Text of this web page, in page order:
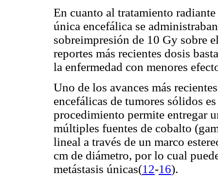
En cuanto al tratamiento
única encefálica se
sobreimpresión de 10 Gy sobre
reportes más recientes dosis
la enfermedad con menores
Uno de los avances más
encefálicas de tumores sólidos
procedimiento permite entregar
múltiples fuentes de cobalto
lineal a través de un marco
cm de diámetro, por lo cual
metástasis únicas(12-16).